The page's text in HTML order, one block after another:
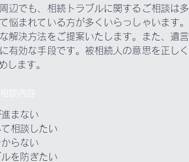
辺でも、相続トラブルに関するご相談は多
悩まれている方が多くいらっしゃいます。
解決方法をご提案いたします。また、遺言
有効な手段です。被相続人の意思を正しく
します。
まない
相談したい
らない
を防ぎたい